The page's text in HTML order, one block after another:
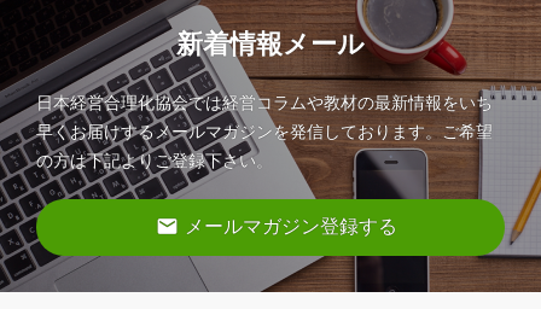
新着情報メール
日本経営合理化協会では経営コラムや教材の最新情報をいち
早くお届けするメールマガジンを発信しております。ご希望
の方は下記よりご登録下さい。
email メールマガジン登録する